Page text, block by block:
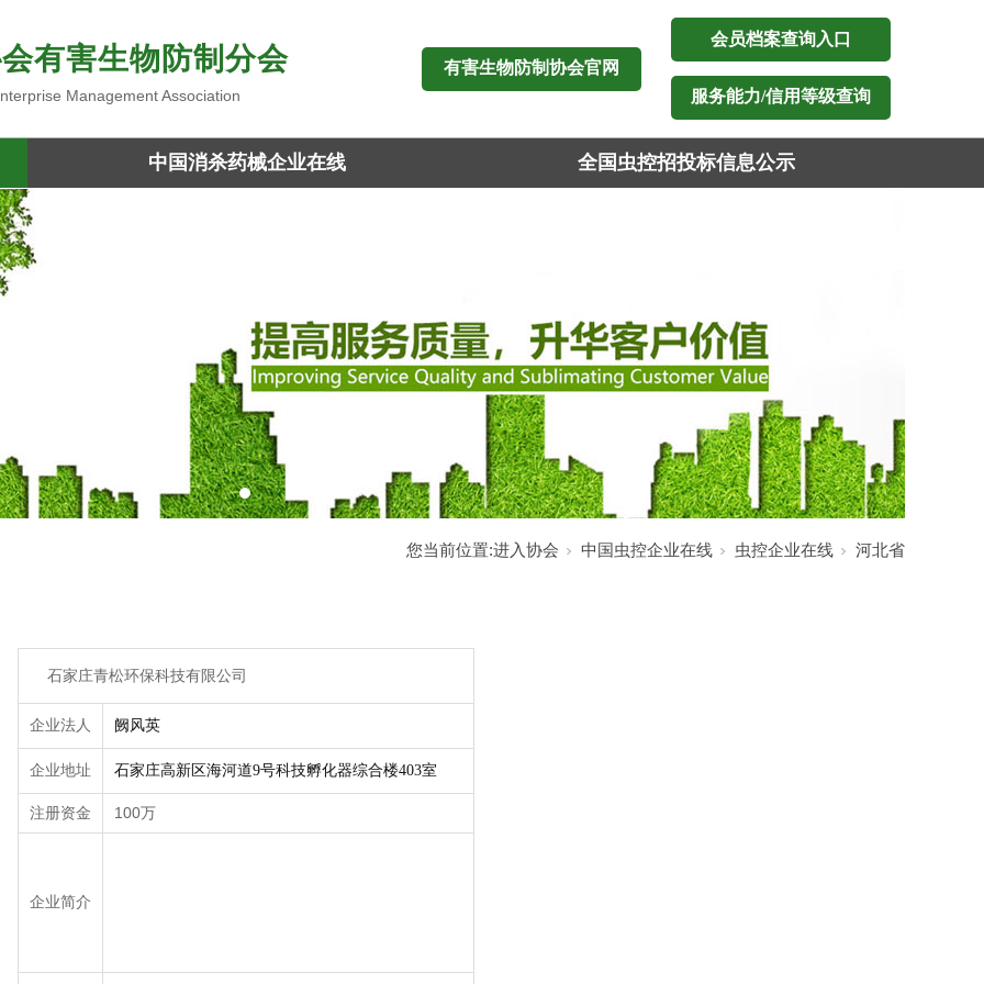
有害生物防制分会 有害生物防制协会官网
Management Association 服务能力/信用等级查询
会员档案查询入口
中国消杀药械企业在线 全国虫控招投标信息公示
您当前位置:进入协会 中国虫控企业在线 虫控企业在线 河北省
石家庄青松环保科技有限公司
企业法人 阙风英
企业地址 石家庄高新区海河道9号科技孵化器综合楼403室
注册资金 100万
企业简介